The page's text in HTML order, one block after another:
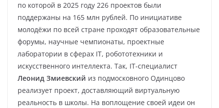
по которой в 2025 году 226 проектов были
поддержаны на 165 млн рублей. По инициативе
молодёжи по всей стране проходят образовательные
форумы, научные чемпионаты, проектные
лаборатории в сферах IT, робототехники и
искусственного интеллекта. Так, IT-специалист
Леонид Змиевский из подмосковного Одинцово
реализует проект, доставляющий виртуальную
реальность в школы. На воплощение своей идеи он